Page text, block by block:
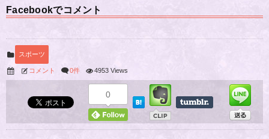
Facebookでコメント
スポーツ
コメント 0件 4953 Views
0